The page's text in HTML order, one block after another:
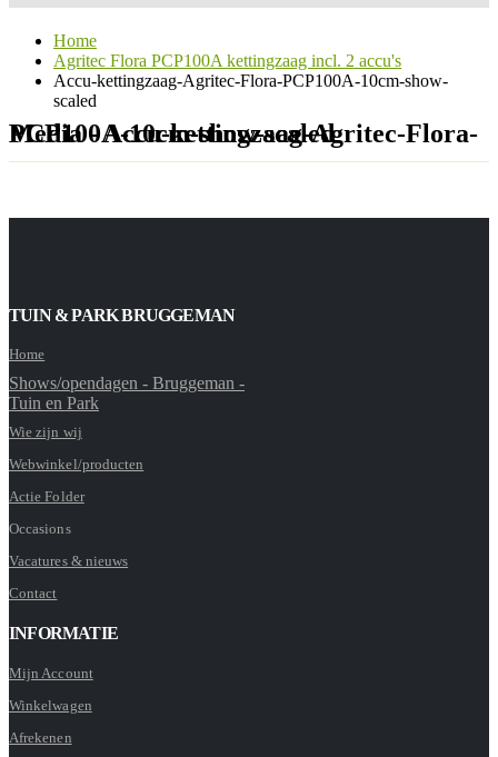
Home
Agritec Flora PCP100A kettingzaag incl. 2 accu's
Accu-kettingzaag-Agritec-Flora-PCP100A-10cm-show-
scaled
Media - Accu-kettingzaag-Agritec-Flora-PCP100A-10cm-show-scaled
TUIN & PARK BRUGGEMAN
Home
Shows/opendagen - Bruggeman -
Tuin en Park
Wie zijn wij
Webwinkel/producten
Actie Folder
Occasions
Vacatures & nieuws
Contact
INFORMATIE
Mijn Account
Winkelwagen
Afrekenen